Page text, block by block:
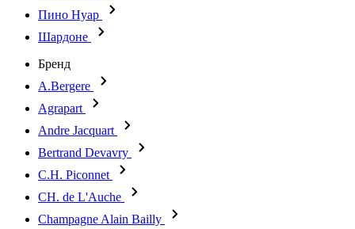
Пино Нуар
Шардоне
Бренд
A.Bergere
Agrapart
Andre Jacquart
Bertrand Devavry
C.H. Piconnet
CH. de L'Auche
Champagne Alain Bailly